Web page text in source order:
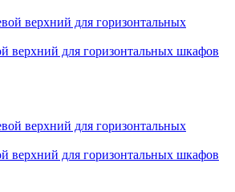
верхний для горизонтальных шкафов
верхний для горизонтальных шкафов